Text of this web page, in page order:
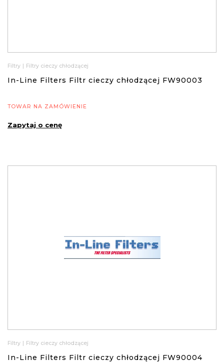
Filtry Filtry cieczy chłodzącej
In-Line Filters Filtr cieczy chłodzącej FW90003
TOWAR NA ZAMÓWIENIE
Zapytaj o cenę
Filtry Filtry cieczy chłodzącej
In-Line Filters Filtr cieczy chłodzącej FW90004